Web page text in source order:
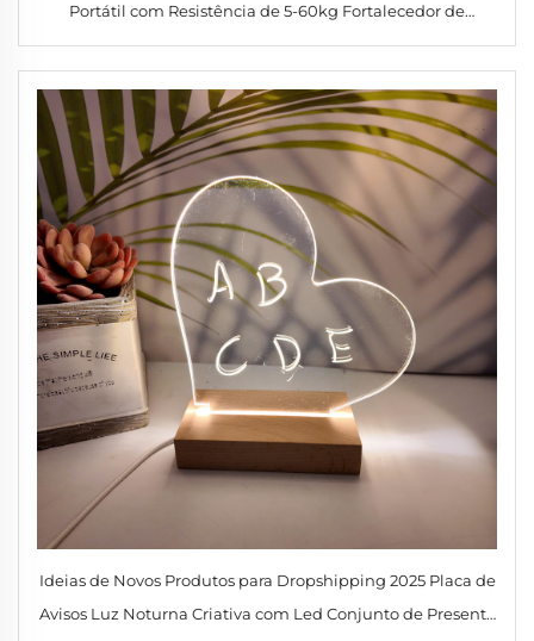
Portátil com Resistência de 5-60kg Fortalecedor de
Antebraço para Construção Muscular Treinador de Pegada
Confortável
Ideias de Novos Produtos para Dropshipping 2025 Placa de
Avisos Luz Noturna Criativa com Led Conjunto de Presente